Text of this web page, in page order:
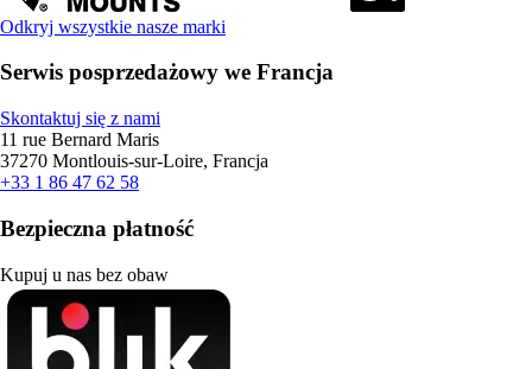
Odkryj wszystkie nasze marki
Serwis posprzedażowy we Francja
Skontaktuj się z nami
11 rue Bernard Maris
37270 Montlouis-sur-Loire, Francja
+33 1 86 47 62 58
Bezpieczna płatność
Kupuj u nas bez obaw